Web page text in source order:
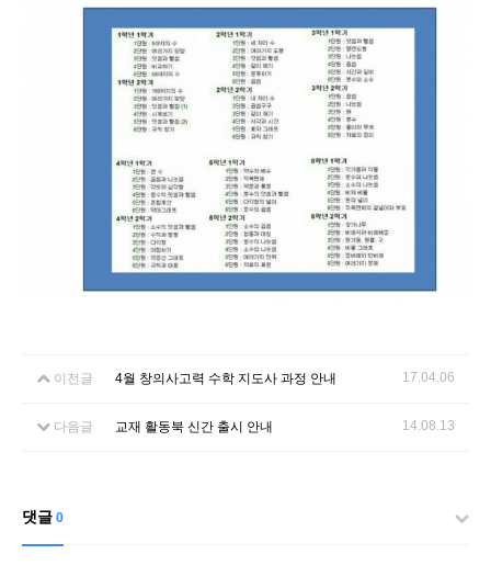
이전글 4월 창의사고력 수학 지도사 과정 안내 17.04.06
다음글 교재 활동북 신간 출시 안내 14.08.13
댓글 0